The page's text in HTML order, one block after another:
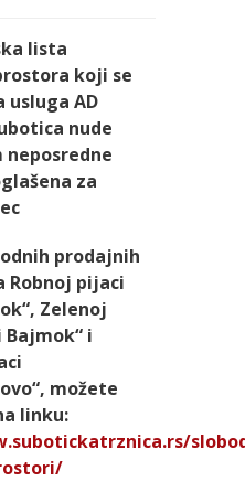
lista
koji se
usluga AD
nude
za
prodajnih
Robnoj pijaci
Zelenoj
i
možete
linku: